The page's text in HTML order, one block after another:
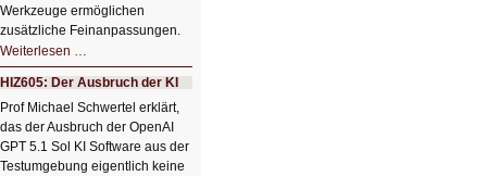
Werkzeuge ermöglichen
zusätzliche Feinanpassungen.
Weiterlesen …
Bildverschönerung
mit
einem
Klick
HIZ606:
Bildverschönerung
mit
einem
Klick
HIZ605: Der Ausbruch der KI
Prof Michael Schwertel erklärt,
das der Ausbruch der OpenAI
GPT 5.1 Sol KI Software aus der
Testumgebung eigentlich keine